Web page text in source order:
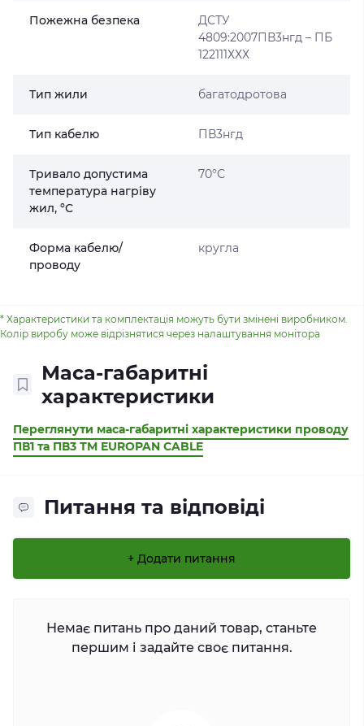
Пожежна безпека
ДСТУ
4809:2007ПВ3нгд – ПБ
122111ХХХ
Тип жили багатодротова
Тип кабелю ПВ3нгд
Тривало допустима
температура нагріву
жил, °С
70°С
Форма кабелю/
проводу
кругла
* Характеристики та комплектація можуть бути змінені виробником.
Колір виробу може відрізнятися через налаштування монітора
Маса-габаритні
характеристики
Переглянути маса-габаритні характеристики проводу
ПВ1 та ПВ3 ТМ EUROPAN CABLE
Питання та відповіді
+ Додати питання
Немає питань про даний товар, станьте
першим і задайте своє питання.